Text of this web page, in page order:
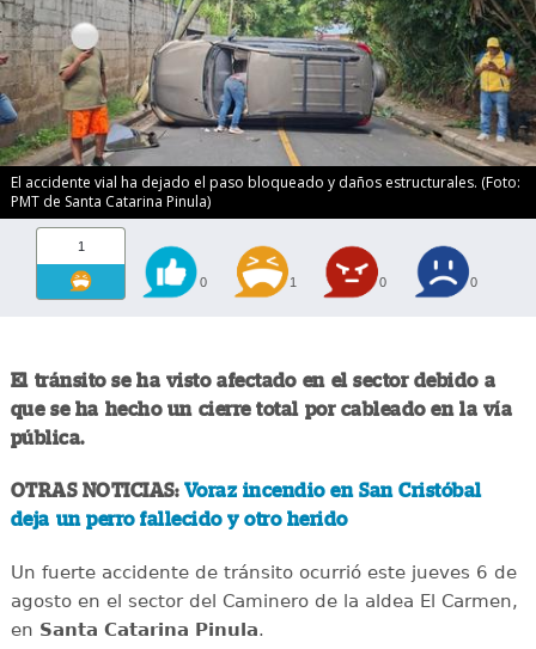
El accidente vial ha dejado el paso bloqueado y daños estructurales. (Foto:
PMT de Santa Catarina Pinula)
1
0 1 0 0
El tránsito se ha visto afectado en el sector debido a
que se ha hecho un cierre total por cableado en la vía
pública.
OTRAS NOTICIAS: Voraz incendio en San Cristóbal
deja un perro fallecido y otro herido
Un fuerte accidente de tránsito ocurrió este jueves 6 de
agosto en el sector del Caminero de la aldea El Carmen,
en Santa Catarina Pinula.